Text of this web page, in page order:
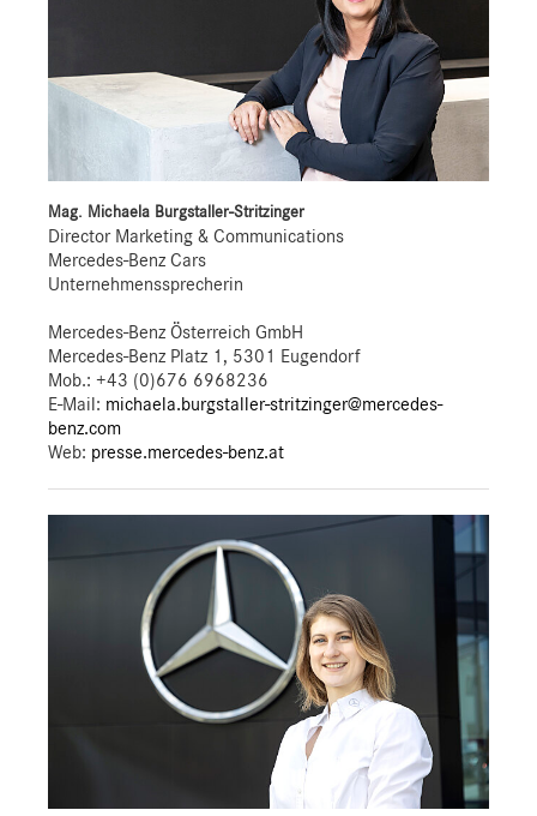
Mag. Michaela Burgstaller-Stritzinger
Director Marketing & Communications
Mercedes-Benz Cars
Unternehmenssprecherin
Mercedes-Benz Österreich GmbH
Mercedes-Benz Platz 1, 5301 Eugendorf
Mob.: +43 (0)676 6968236
E-Mail: michaela.burgstaller-stritzinger@mercedes-
benz.com
Web: presse.mercedes-benz.at